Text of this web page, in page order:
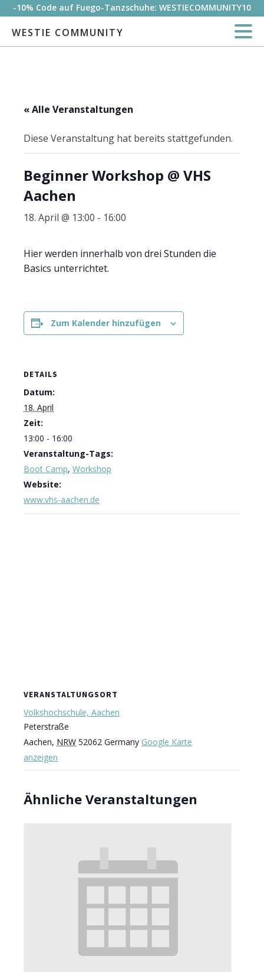
-10% Code auf Fuego-Tanzschuhe: WESTIECOMMUNITY10
WESTIE COMMUNITY
« Alle Veranstaltungen
Diese Veranstaltung hat bereits stattgefunden.
Beginner Workshop @ VHS
Aachen
18. April @ 13:00 - 16:00
Hier werden innerhalb von drei Stunden die
Basics unterrichtet.
Zum Kalender hinzufügen
DETAILS
Datum:
18. April
Zeit:
13:00 - 16:00
Veranstaltung-Tags:
Boot Camp, Workshop
Website:
www.vhs-aachen.de
VERANSTALTUNGSORT
Volkshochschule, Aachen
Peterstraße
Aachen, NRW 52062 Germany Google Karte
anzeigen
Ähnliche Veranstaltungen